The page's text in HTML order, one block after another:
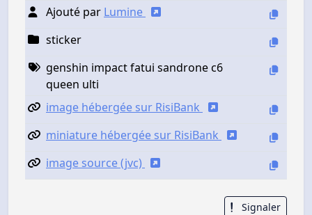
Ajouté par Lumine
sticker
genshin impact fatui sandrone c6
queen ulti
image hébergée sur RisiBank
miniature hébergée sur RisiBank
image source (jvc)
Signaler